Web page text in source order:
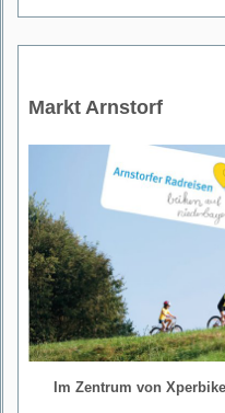
Markt Arnstorf
Im Zentrum von